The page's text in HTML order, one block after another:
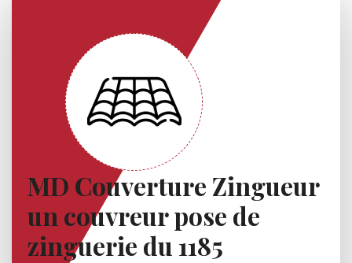
MD Couverture Zingueur
un couvreur pose de
zinguerie du 1185